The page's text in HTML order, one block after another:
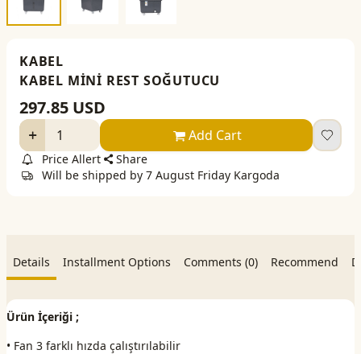
KABEL
KABEL MİNİ REST SOĞUTUCU
297.85 USD
Add Cart
Price Allert
Share
Will be shipped by 7 August Friday Kargoda
Details Installment Options Comments (0) Recommend
Ürün İçeriği ;
• Fan 3 farklı hızda çalıştırılabilir